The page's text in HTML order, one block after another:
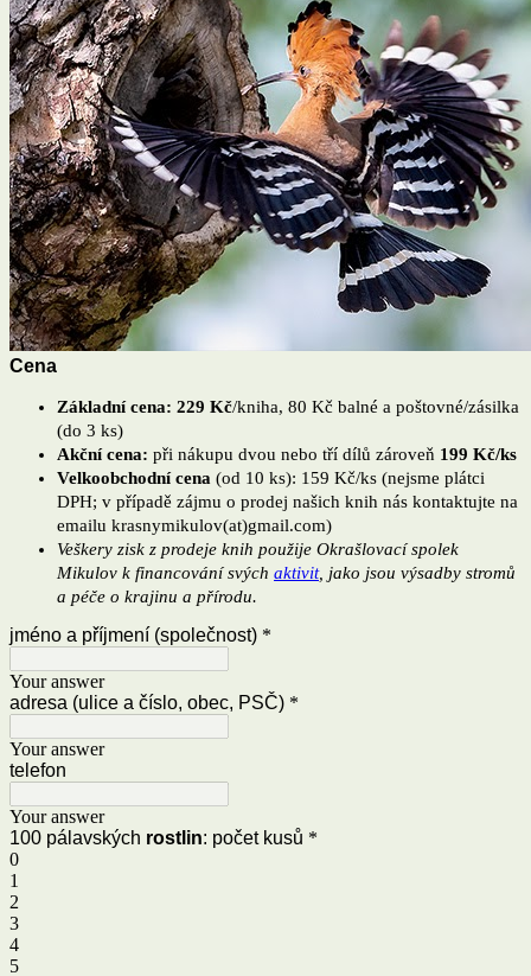
Cena
Základní cena: 229 Kč/kniha, 80 Kč balné a poštovné/zásilka
(do 3 ks)
Akční cena: při nákupu dvou nebo tří dílů zároveň 199 Kč/ks
Velkoobchodní cena (od 10 ks): 159 Kč/ks (nejsme plátci
DPH; v případě zájmu o prodej našich knih nás kontaktujte na
emailu krasnymikulov(at)gmail.com)
Veškery zisk z prodeje knih použije Okrašlovací spolek
Mikulov k financování svých aktivit, jako jsou výsadby stromů
a péče o krajinu a přírodu.
jméno a příjmení (společnost) *
Your answer
adresa (ulice a číslo, obec, PSČ) *
Your answer
telefon
Your answer
100 pálavských rostlin: počet kusů *
0
1
2
3
4
5